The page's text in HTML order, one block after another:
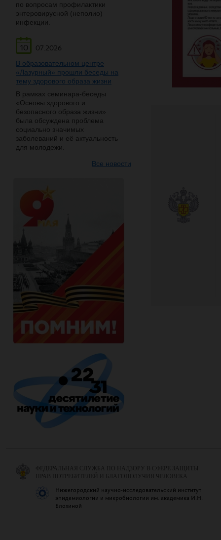
по вопросам профилактики
энтеровирусной (неполио)
инфекции.
10
07.2026
В образовательном центре
«Лазурный» прошли беседы на
тему здорового образа жизни
В рамках семинара-беседы
«Основы здорового и
безопасного образа жизни»
была обсуждена проблема
социально значимых
заболеваний и её актуальность
для молодежи.
Все новости
ФЕДЕРАЛЬНАЯ СЛУЖБА ПО НАДЗОРУ В СФЕРЕ ЗАЩИТЫ
ПРАВ ПОТРЕБИТЕЛЕЙ И БЛАГОПОЛУЧИЯ ЧЕЛОВЕКА
Нижегородский научно-исследовательский институт
эпидемиологии и микробиологии им. академика И.Н.
Блохиной